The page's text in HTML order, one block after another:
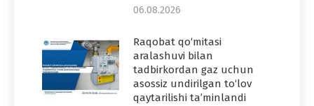
06.08.2026
Raqobat qo‘mitasi
aralashuvi bilan
tadbirkordan gaz uchun
asossiz undirilgan to‘lov
qaytarilishi ta’minlandi